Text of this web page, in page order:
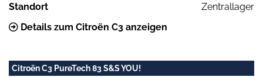
Standort
Zentrallager
Details zum Citroën C3 anzeigen
Citroën C3 PureTech 83 S&S YOU!